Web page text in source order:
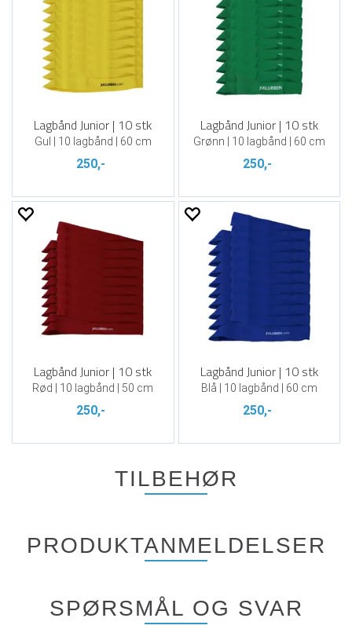
Lagbånd Junior | 10 stk
Gul | 10 lagbånd | 60 cm
250,-
Lagbånd Junior | 10 stk
Grønn | 10 lagbånd | 60 cm
250,-
Lagbånd Junior | 10 stk
Rød | 10 lagbånd | 50 cm
250,-
Lagbånd Junior | 10 stk
Blå | 10 lagbånd | 60 cm
250,-
TILBEHØR
PRODUKTANMELDELSER
SPØRSMÅL OG SVAR